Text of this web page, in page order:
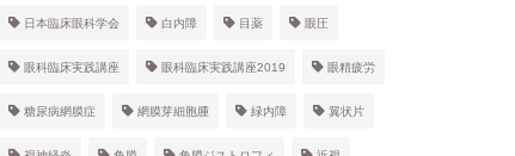
日本臨床眼科学会 白内障 目薬 眼圧
眼科臨床実践講座 眼科臨床実践講座2019 眼精疲労
糖尿病網膜症 網膜芽細胞腫 緑内障 翼状片